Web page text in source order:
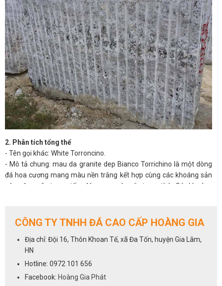
2. Phân tích tổng thể
- Tên gọi khác: White Torroncino.
- Mô tả chung: mau da granite dep Bianco Torrichino là một dòng
đá hoa cương mang màu nền trắng kết hợp cùng các khoáng sản
xám, đen, nâu tạo ra tấm đá mang màu sắc trung tính. Các khoáng
xen kẽ, song song nhau.
phân bố đường vân, và phải xem tấm slab lớn mới hình dung hết
được vẻ đẹp cũng như cách chạy vân của chúng.
CÔNG TY TNHH ĐÁ CAO CẤP HOÀNG GIA
Địa chỉ: Đội 16, Thôn Khoan Tế, xã Đa Tốn, huyện Gia Lâm,
HN
Hotline: 0972 101 656
Facebook: Hoàng Gia Phát